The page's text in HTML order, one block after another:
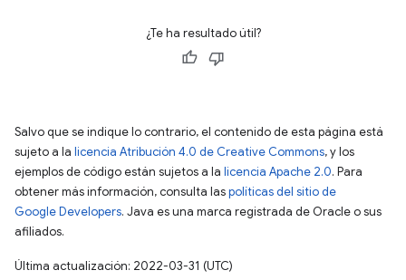
¿Te ha resultado útil?
Salvo que se indique lo contrario, el contenido de esta página está
sujeto a la licencia Atribución 4.0 de Creative Commons, y los
ejemplos de código están sujetos a la licencia Apache 2.0. Para
obtener más información, consulta laspolíticas del sitio de
Google Developers. Java es una marca registrada de Oracle o sus
afiliados.
Última actualización: 2022-03-31 (UTC)